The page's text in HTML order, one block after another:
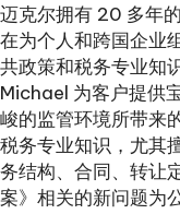
迈克尔拥有 20 多年
在为个人和跨国企业
共政策和税务专业知
Michael 为客户提供
峻的监管环境所带来
税务专业知识，尤其
务结构、合同、转让
案》相关的新问题为